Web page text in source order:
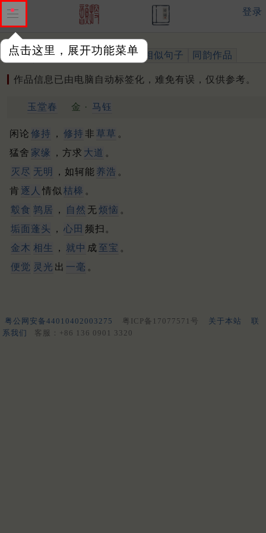
点击这里，展开功能菜单
登录
作品 标注四声 出处、引用 相似句子 同韵作品
作品信息已由电脑自动标签化，难免有误，仅供参考。
玉堂春 金 · 马钰
闲论 修持 ， 修持 非 草草 。
猛舍 家缘 ，方求 大道 。
灭尽 无明 ，如轲能 养浩 。
肯 逐人 情似 桔槔 。
鷇食 鹑居 ， 自然 无烦恼 。
垢面蓬头
， 心田 频扫。
金木 相生 ， 就中 成 至宝 。
便觉 灵光 出 一毫 。
粤公网安备44010402003275 粤ICP备17077571号 关于本站
联
系我们
客服：+86 136 0901 3320